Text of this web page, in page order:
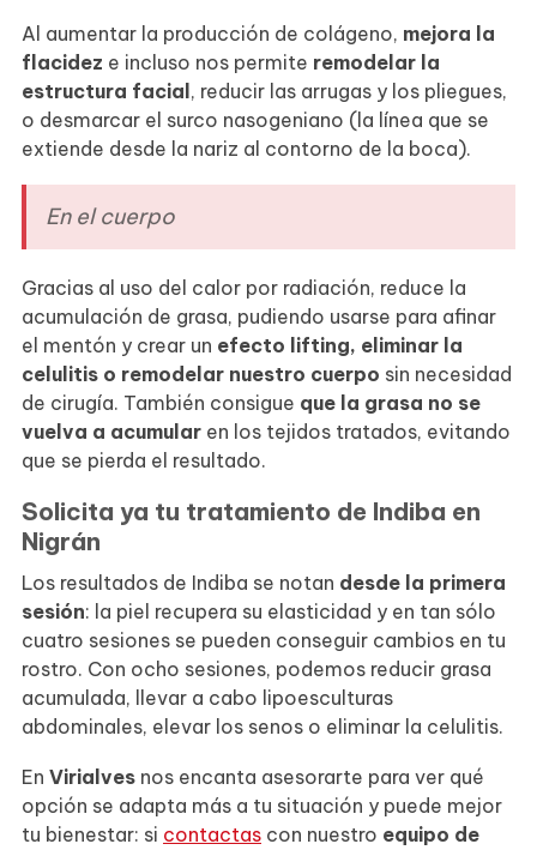
Al aumentar la producción de colágeno, mejora la
flacidez e incluso nos permite remodelar la
estructura facial, reducir las arrugas y los pliegues,
o desmarcar el surco nasogeniano (la línea que se
extiende desde la nariz al contorno de la boca).
En el cuerpo
Gracias al uso del calor por radiación, reduce la
acumulación de grasa, pudiendo usarse para afinar
el mentón y crear un efecto lifting, eliminar la
celulitis o remodelar nuestro cuerpo sin necesidad
de cirugía. También consigue que la grasa no se
vuelva a acumular en los tejidos tratados, evitando
que se pierda el resultado.
Solicita ya tu tratamiento de Indiba en
Nigrán
Los resultados de Indiba se notan desde la primera
sesión: la piel recupera su elasticidad y en tan sólo
cuatro sesiones se pueden conseguir cambios en tu
rostro. Con ocho sesiones, podemos reducir grasa
acumulada, llevar a cabo lipoesculturas
abdominales, elevar los senos o eliminar la celulitis.
En Virialves nos encanta asesorarte para ver qué
opción se adapta más a tu situación y puede mejor
tu bienestar: si contactas con nuestro equipo de